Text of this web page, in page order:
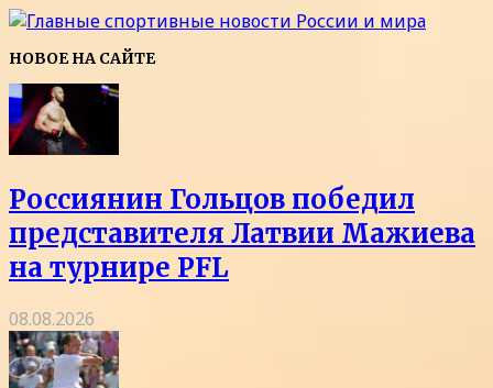
НОВОЕ НА САЙТЕ
Россиянин Гольцов победил
представителя Латвии Мажиева
на турнире PFL
08.08.2026